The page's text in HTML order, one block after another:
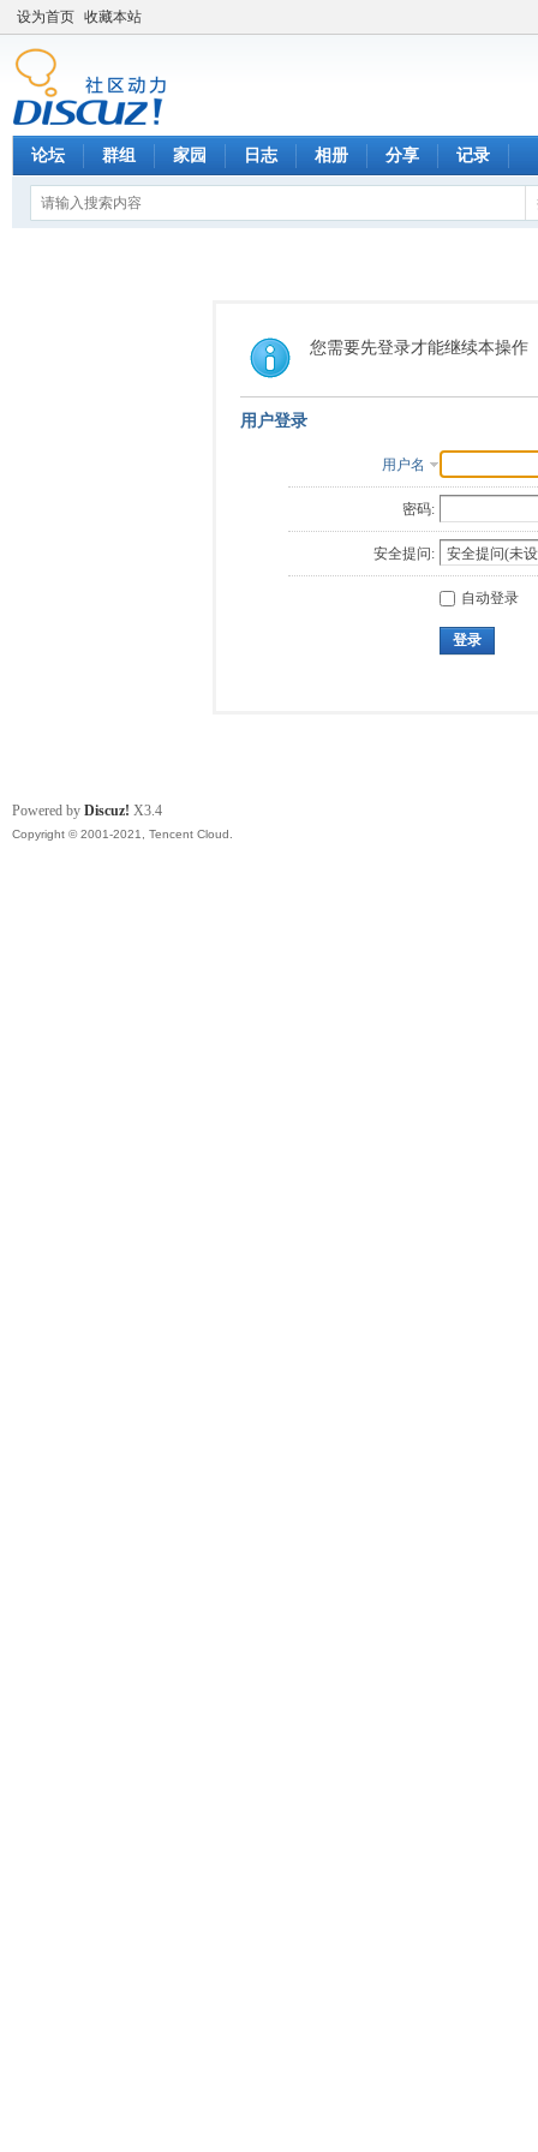
设为首页 收藏本站
论坛 群组 家园 日志 相册 分享 记录
您需要先登录才能继续本操作
用户登录
用户名
密码:
安全提问:
自动登录
登录
Powered by Discuz! X3.4
Copyright © 2001-2021, Tencent Cloud.